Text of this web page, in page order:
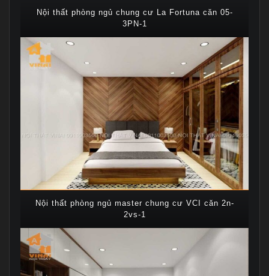
Nội thất phòng ngủ chung cư La Fortuna căn 05-
3PN-1
Nội thất phòng ngủ master chung cư VCI căn 2n-
2vs-1